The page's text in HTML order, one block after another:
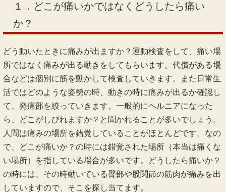
１．どこが痛いかではなくどうしたら痛い
か？
どう動いたときに痛みが出ますか？運動検査をして、痛い場
所ではなく痛みが出る動きをしてもらいます。代償がある場
合などは個別に筋を動かして検査していきます。また日常生
活ではどのような姿勢の時、動きの時に痛みが出るか確認し
て、発痛部を絞っていきます。一般的にヘルニアになった
ら、どこがしびれますか？と聞かれることが多いでしょう。
人間は痛みの場所を錯覚していることがほとんどです。なの
で、どこが痛いか？の時には錯覚された場所（本当は痛くな
い場所）を指している場合が多いです。どうしたら痛いか？
の時には、その時動いている臀部や股関節の筋肉が痛みを出
していますので、そこを探し当てます。